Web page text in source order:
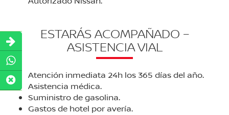
ESTARÁS ACOMPAÑADO –
ASISTENCIA VIAL
Atención inmediata 24h los 365 días del año.
Asistencia médica.
Suministro de gasolina.
Gastos de hotel por avería.